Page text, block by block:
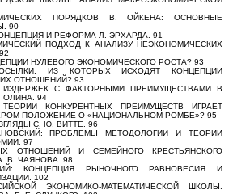
ПОРЯДКОВ В. ОЙКЕНА: ОСНОВНЫЕ
90
И РЕФОРМА Л. ЭРХАРДА. 91
ПОДХОД К АНАЛИЗУ НЕЭКОНОМИЧЕСКИХ
НУЛЕВОГО ЭКОНОМИЧЕСКОГО РОСТА? 93
ИЗ КОТОРЫХ ИСХОДЯТ КОНЦЕПЦИИ
ОТНОШЕНИЙ? 93
ИЗДЕРЖЕК С ФАКТОРНЫМИ ПРЕИМУЩЕСТВАМИ В
ОЛИНА. 94
КОНКУРЕНТНЫХ ПРЕИМУЩЕСТВ ИГРАЕТ
ПОЛОЖЕНИЕ О «НАЦИОНАЛЬНОМ РОМБЕ»? 95
С. Ю. ВИТТЕ. 96
ПРОБЛЕМЫ МЕТОДОЛОГИИ И ТЕОРИИ
97
ОТНОШЕНИЙ И СЕМЕЙНОГО КРЕСТЬЯНСКОГО
В. ЧАЯНОВА. 98
КОНЦЕПЦИЯ РЫНОЧНОГО РАВНОВЕСИЯ И
102
ЭКОНОМИКО-МАТЕМАТИЧЕСКОЙ ШКОЛЫ.